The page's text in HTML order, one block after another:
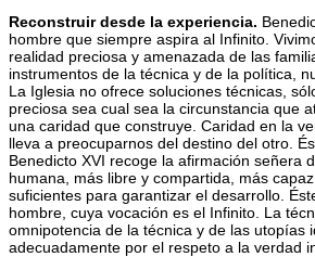
Reconstruir desde la experiencia.
hombre que siempre aspira al Infinito.
realidad preciosa y amenazada de las
instrumentos de la técnica y de la
La Iglesia no ofrece soluciones técnicas,
preciosa sea cual sea la circunstancia que
una caridad que construye. Caridad en la
lleva a preocuparnos del destino del otro.
Benedicto XVI recoge la afirmación señera
humana, más libre y compartida, más
suficientes para garantizar el desarrollo.
hombre, cuya vocación es el Infinito. La
omnipotencia de la técnica y de las utopías
adecuadamente por el respeto a la verdad